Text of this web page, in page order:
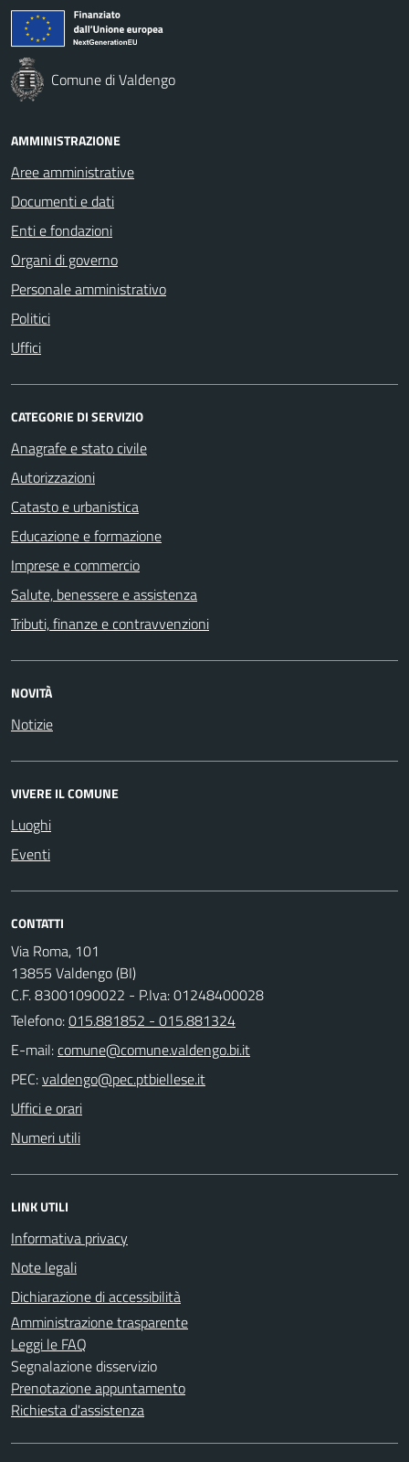
Comune di Valdengo
AMMINISTRAZIONE
Aree amministrative
Documenti e dati
Enti e fondazioni
Organi di governo
Personale amministrativo
Politici
Uffici
CATEGORIE DI SERVIZIO
Anagrafe e stato civile
Autorizzazioni
Catasto e urbanistica
Educazione e formazione
Imprese e commercio
Salute, benessere e assistenza
Tributi, finanze e contravvenzioni
NOVITÀ
Notizie
VIVERE IL COMUNE
Luoghi
Eventi
CONTATTI
Via Roma, 101
13855 Valdengo (BI)
C.F. 83001090022 - P.Iva: 01248400028
Telefono:015.881852 - 015.881324
E-mail:
PEC:
Uffici e orari
Numeri utili
LINK UTILI
Informativa privacy
Note legali
Dichiarazione di accessibilità
Amministrazione trasparente
Leggi le FAQ
Segnalazione disservizio
Prenotazione appuntamento
Richiesta d'assistenza